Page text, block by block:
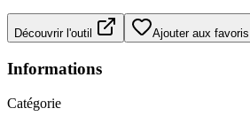
Découvrir l'outil Ajouter aux favoris
Informations
Catégorie